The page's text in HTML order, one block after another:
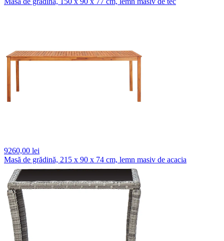
9260,00 lei
Masă de grădină, 215 x 90 x 74 cm, lemn masiv de acacia